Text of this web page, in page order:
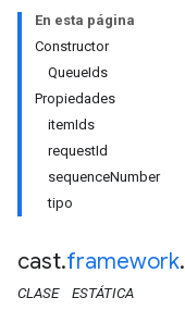
En esta página
Constructor
QueueIds
Propiedades
itemIds
requestId
sequenceNumber
tipo
cast.framework.
CLASE ESTÁTICA